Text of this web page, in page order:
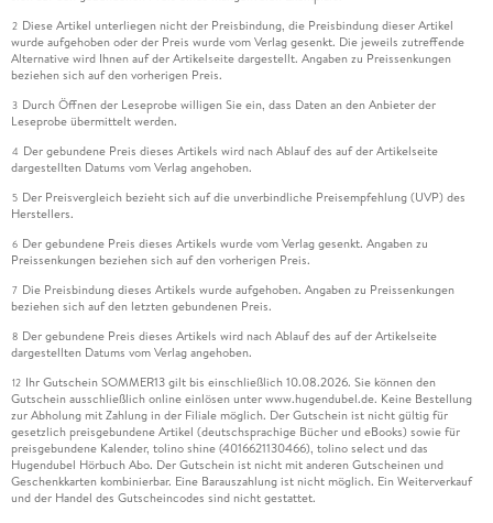
2 Diese Artikel unterliegen nicht der Preisbindung, die Preisbindung dieser Artikel
wurde aufgehoben oder der Preis wurde vom Verlag gesenkt. Die jeweils zutreffende
Alternative wird Ihnen auf der Artikelseite dargestellt. Angaben zu Preissenkungen
beziehen sich auf den vorherigen Preis.
3 Durch Öffnen der Leseprobe willigen Sie ein, dass Daten an den Anbieter der
Leseprobe übermittelt werden.
4 Der gebundene Preis dieses Artikels wird nach Ablauf des auf der Artikelseite
dargestellten Datums vom Verlag angehoben.
5 Der Preisvergleich bezieht sich auf die unverbindliche Preisempfehlung (UVP) des
Herstellers.
6 Der gebundene Preis dieses Artikels wurde vom Verlag gesenkt. Angaben zu
Preissenkungen beziehen sich auf den vorherigen Preis.
7 Die Preisbindung dieses Artikels wurde aufgehoben. Angaben zu Preissenkungen
beziehen sich auf den letzten gebundenen Preis.
8 Der gebundene Preis dieses Artikels wird nach Ablauf des auf der Artikelseite
dargestellten Datums vom Verlag angehoben.
12 Ihr Gutschein SOMMER13 gilt bis einschließlich 10.08.2026. Sie können den
Gutschein ausschließlich online einlösen unter www.hugendubel.de. Keine Bestellung
zur Abholung mit Zahlung in der Filiale möglich. Der Gutschein ist nicht gültig für
gesetzlich preisgebundene Artikel (deutschsprachige Bücher und eBooks) sowie für
preisgebundene Kalender, tolino shine (4016621130466), tolino select und das
Hugendubel Hörbuch Abo. Der Gutschein ist nicht mit anderen Gutscheinen und
Geschenkkarten kombinierbar. Eine Barauszahlung ist nicht möglich. Ein Weiterverkauf
und der Handel des Gutscheincodes sind nicht gestattet.